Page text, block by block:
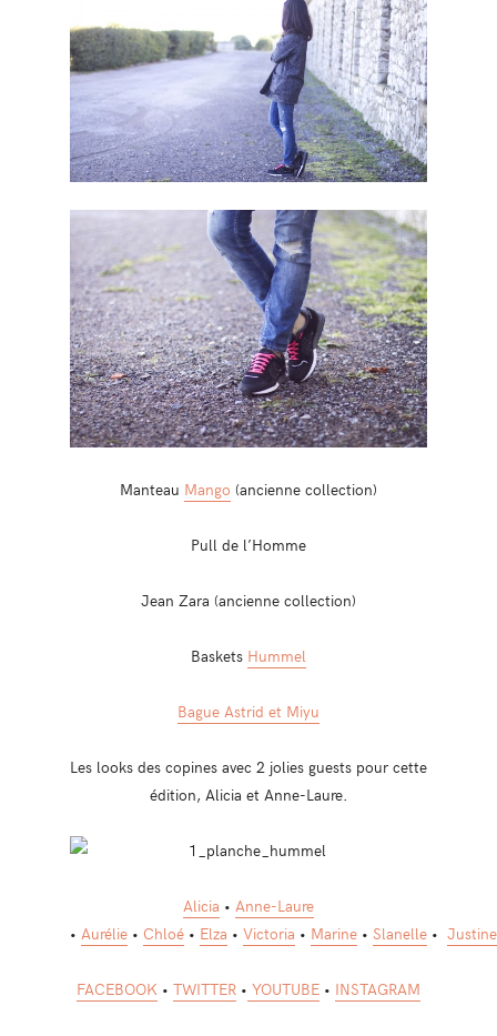
Manteau Mango (ancienne collection)
Pull de l’Homme
Jean Zara (ancienne collection)
Baskets Hummel
Bague Astrid et Miyu
Les looks des copines avec 2 jolies guests pour cette
édition, Alicia et Anne-Laure.
Alicia • Anne-Laure
• Aurélie• Chloé• Elza • Victoria • Marine• Slanelle• Justine
FACEBOOK • TWITTER • YOUTUBE • INSTAGRAM